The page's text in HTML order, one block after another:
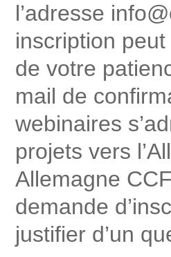
l’adresse
inscription
de votre
mail de
webinaires
projets vers
Allemagne
demande
justifier d’un